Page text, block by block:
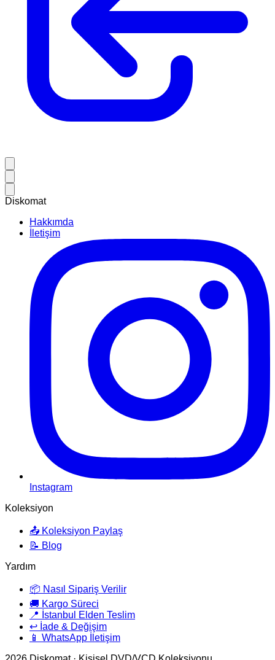
Diskomat
Hakkımda
İletişim
Instagram
Koleksiyon
📤 Koleksiyon Paylaş
📝 Blog
Yardım
📦 Nasıl Sipariş Verilir
🚚 Kargo Süreci
📍 İstanbul Elden Teslim
↩️ İade & Değişim
📱 WhatsApp İletişim